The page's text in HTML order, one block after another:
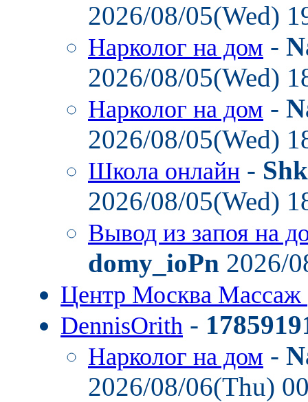
2026/08/05(Wed)
Нарколог на дом -
2026/08/05(Wed)
Нарколог на дом -
2026/08/05(Wed)
Школа онлайн -
2026/08/05(Wed)
Вывод из запоя на
domy_ioPn 2026/
Центр Москва Массаж
DennisOrith -
Нарколог на дом -
2026/08/06(Thu)